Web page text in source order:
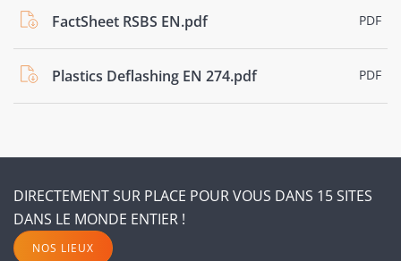
FactSheet RSBS EN.pdf PDF
Plastics Deflashing EN 274.pdf PDF
DIRECTEMENT SUR PLACE POUR VOUS DANS 15 SITES
DANS LE MONDE ENTIER !
NOS LIEUX